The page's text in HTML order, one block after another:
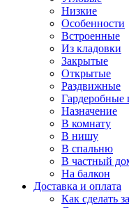
Низкие
Особенности
Встроенные
Из кладовки
Закрытые
Открытые
Раздвижные
Назначение
В комнату
В нишу
В спальню
В частный
На балкон
Доставка и оплата
Как сделать